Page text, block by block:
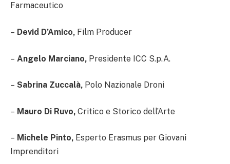
Farmaceutico
– Devid D’Amico, Film Producer
– Angelo Marciano, Presidente ICC S.p.A.
– Sabrina Zuccalà, Polo Nazionale Droni
– Mauro Di Ruvo, Critico e Storico dell’Arte
– Michele Pinto, Esperto Erasmus per Giovani
Imprenditori